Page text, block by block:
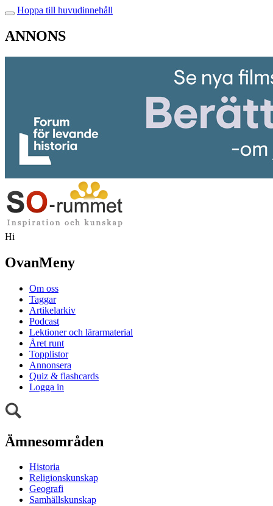
Hoppa till huvudinnehåll
ANNONS
Hi
OvanMeny
Om oss
Taggar
Artikelarkiv
Podcast
Lektioner och lärarmaterial
Året runt
Topplistor
Annonsera
Quiz & flashcards
Logga in
Ämnesområden
Historia
Religionskunskap
Geografi
Samhällskunskap